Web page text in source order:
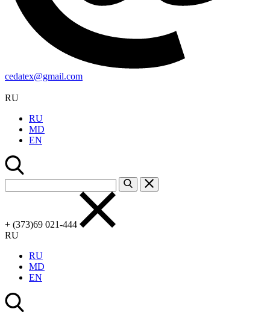
cedatex@gmail.com
RU
RU
MD
EN
+ (373)69 021-444
RU
RU
MD
EN